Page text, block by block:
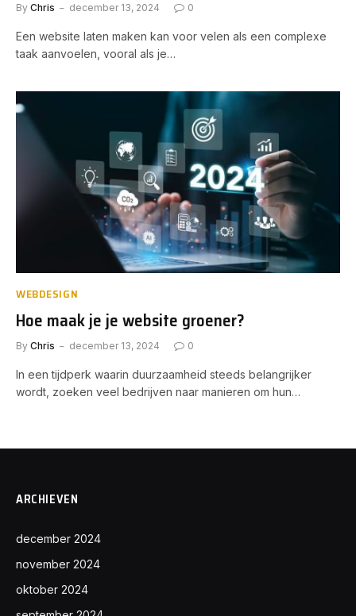
By Chris december 13, 2024 0
Een website laten maken kan voor velen als een complexe
taak aanvoelen, vooral als je…
WEBDESIGN
Hoe maak je je website groener?
By Chris december 13, 2024 0
In een tijdperk waarin duurzaamheid steeds belangrijker
wordt, zoeken veel bedrijven naar manieren om hun…
ARCHIEVEN
december 2024
november 2024
oktober 2024